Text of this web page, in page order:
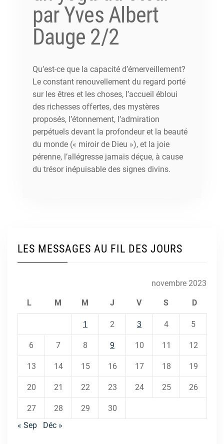
par Yves Albert
Dauge 2/2
Qu’est-ce que la capacité d’émerveillement?
Le constant renouvellement du regard porté
sur les êtres et les choses, l’accueil ébloui
des richesses offertes, des mystères
proposés, l’étonnement, l’admiration
perpétuels devant la profondeur et la beauté
du monde (« miroir de Dieu »), et la joie
pérenne, l’allégresse jamais déçue, à cause
du trésor inépuisable des signes divins.
LES MESSAGES AU FIL DES JOURS
novembre 2023
L M M J V S D
1 2 3 4 5
6 7 8 9 10 11 12
13 14 15 16 17 18 19
20 21 22 23 24 25 26
27 28 29
30
« Sep
Déc »